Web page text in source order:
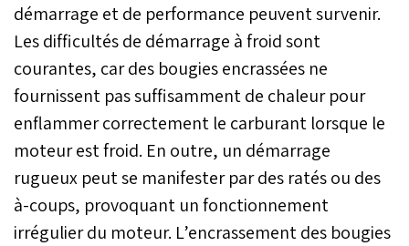
démarrage et de performance peuvent survenir.
Les difficultés de démarrage à froid sont
courantes, car des bougies encrassées ne
fournissent pas suffisamment de chaleur pour
enflammer correctement le carburant lorsque le
moteur est froid. En outre, un démarrage
rugueux peut se manifester par des ratés ou des
à-coups, provoquant un fonctionnement
irrégulier du moteur. L’encrassement des bougies